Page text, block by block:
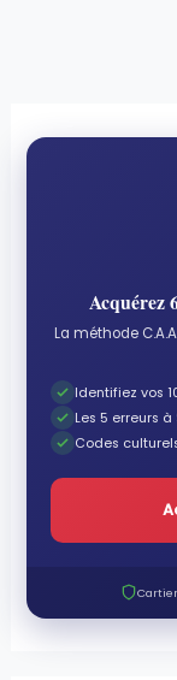
Acquérez
La méthode
Identifiez vos
Les 5 erreurs à
Codes